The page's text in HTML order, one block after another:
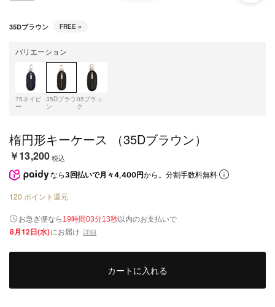
35Dブラウン FREE ○
バリエーション
75ネイビ
ー
35Dブラウ
ン
05ブラッ
ク
楕円形キーケース （35Dブラウン）
￥13,200税込
なら 3回払いで月々4,400円から。分割手数料無料
120 ポイント還元
お急ぎ便なら 19時間03分13秒以内のお支払いで
8月12日(水)にお届け 詳細
カートに入れる